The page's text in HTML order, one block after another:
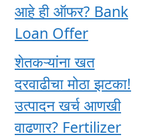
आहे ही ऑफर? Bank
Loan Offer
शेतकऱ्यांना खत
दरवाढीचा मोठा झटका!
उत्पादन खर्च आणखी
वाढणार? Fertilizer